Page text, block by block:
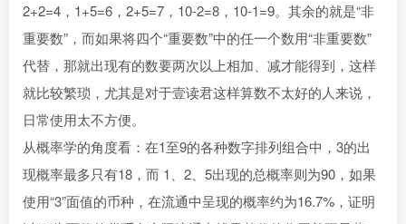
2+2=4，1+5=6，2+5=7，10-2=8，10-1=9。其余的就是“非
重要数”，而如果将四个“重要数”中的任一个数用“非重要数”
代替，那就出现有的数要两次以上相加、减才能得到，这样
就比较繁琐，尤其是对于壹读君这样算数不太好的人来说，
日常使用太不方便。
从概率学的角度看：在1至9的各种数字排列组合中，3的出
现概率最多只有18，而 1、2、5出现的总概率则为90，如果
使用“3”面值的币种，在流通中呈现的概率约为16.7%，证明